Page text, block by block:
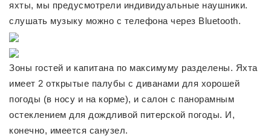
яхты, мы предусмотрели индивидуальные наушники.
слушать музыку можно с телефона через Bluetooth.
Зоны гостей и капитана по максимуму разделены. Яхта
имеет 2 открытые палубы с диванами для хорошей
погоды (в носу и на корме), и салон с панорамным
остеклением для дождливой питерской погоды. И,
конечно, имеется санузел.